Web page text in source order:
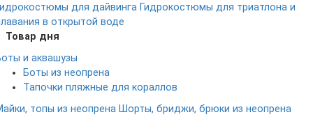
для дайвинга Гидрокостюмы для триатлона и
в открытой воде
Товар дня
и аквашузы
Боты из неопрена
Тапочки пляжные для кораллов
топы из неопрена Шорты, бриджи, брюки из неопрена